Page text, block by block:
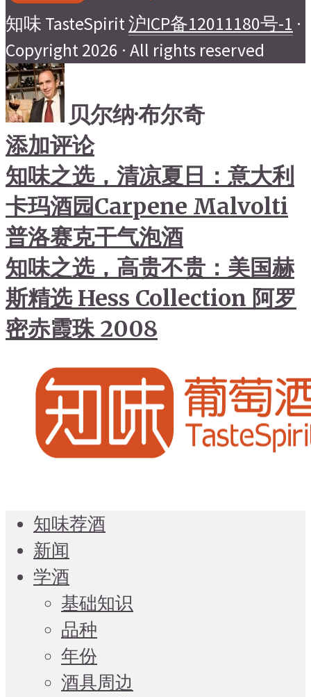
知味 TasteSpirit沪ICP备12011180号-1 ·
Copyright 2026 · All rights reserved
贝尔纳·布尔奇
添加评论
知味之选，清凉夏日：意大利
卡玛酒园Carpene Malvolti
普洛赛克干气泡酒
知味之选，高贵不贵：美国赫
斯精选 Hess Collection 阿罗
密赤霞珠 2008
知味荐酒
新闻
学酒
基础知识
品种
年份
酒具周边